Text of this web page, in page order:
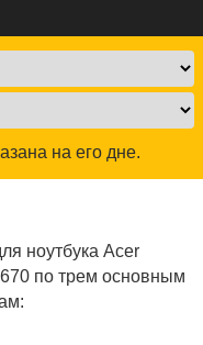
на его дне.
ноутбука Acer
по трем основным